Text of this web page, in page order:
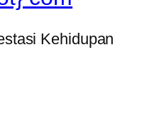
Kehidupan